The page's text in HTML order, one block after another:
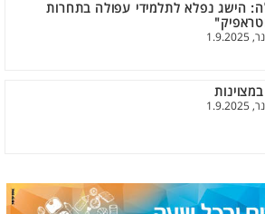
הישג נפלא לתלמידי עפולה בתחרות